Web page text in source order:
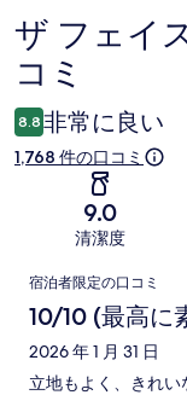
口
コ
ミ
ザ フェイ
コミ
8.8 非常に良い
1,768 件の口コミ
9.0
清潔度
口
コ
ミ
宿泊者限定の口コミ
10/10 (最高に
2026 年 1 月 31 日
立地もよく、きれい